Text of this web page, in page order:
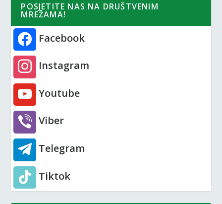
POSJETITE NAS NA DRUŠTVENIM
MREŽAMA!
Facebook
Instagram
Youtube
Viber
Telegram
Tiktok